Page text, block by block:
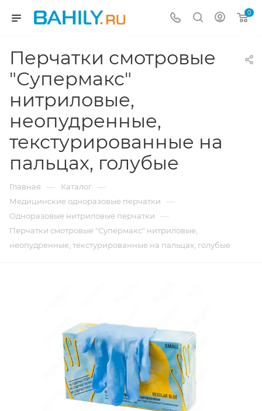
0
Перчатки смотровые
"Супермакс"
нитриловые,
неопудренные,
текстурированные на
пальцах, голубые
Главная — Каталог —
Медицинские одноразовые перчатки —
Одноразовые нитриловые перчатки —
Перчатки смотровые "Супермакс" нитриловые,
неопудренные, текстурированные на пальцах, голубые